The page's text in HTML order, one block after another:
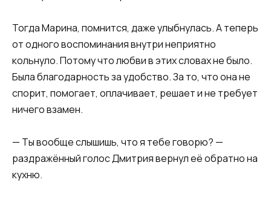
Тогда Марина, помнится, даже улыбнулась. А теперь
от одного воспоминания внутри неприятно
кольнуло. Потому что любви в этих словах не было.
Была благодарность за удобство. За то, что она не
спорит, помогает, оплачивает, решает и не требует
ничего взамен.
— Ты вообще слышишь, что я тебе говорю? —
раздражённый голос Дмитрия вернул её обратно на
кухню.